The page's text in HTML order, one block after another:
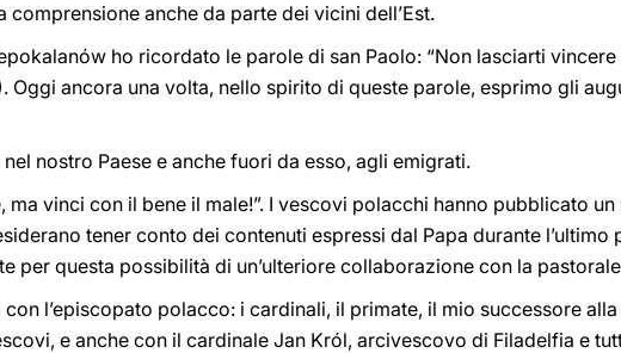
anche da parte dei vicini dell’Est.
ho ricordato le parole di san Paolo: “Non lasciarti
Oggi ancora una volta, nello spirito di queste parole, esprimo gli
nostro Paese e anche fuori da esso, agli emigrati.
ma vinci con il bene il male!”. I vescovi polacchi hanno pubblicato un
tener conto dei contenuti espressi dal Papa durante l’ultimo
per questa possibilità di un’ulteriore collaborazione con la
con l’episcopato polacco: i cardinali, il primate, il mio successore
e anche con il cardinale Jan Król, arcivescovo di Filadelfia e